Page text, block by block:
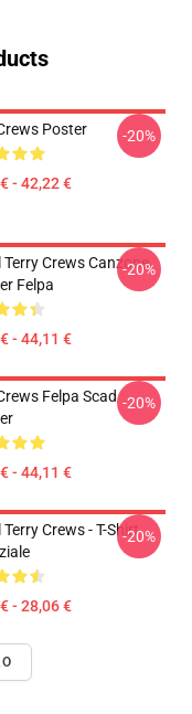
Poster
- 42,22 €
-20%
Terry Crews Canzone
Felpa
- 44,11 €
-20%
Felpa Scad
- 44,11 €
-20%
Crews - T-Shirt
- 28,06 €
-20%